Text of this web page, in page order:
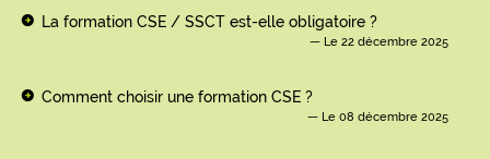
La formation CSE / SSCT est-elle obligatoire ?
Le 22 décembre 2025
Comment choisir une formation CSE ?
Le 08 décembre 2025